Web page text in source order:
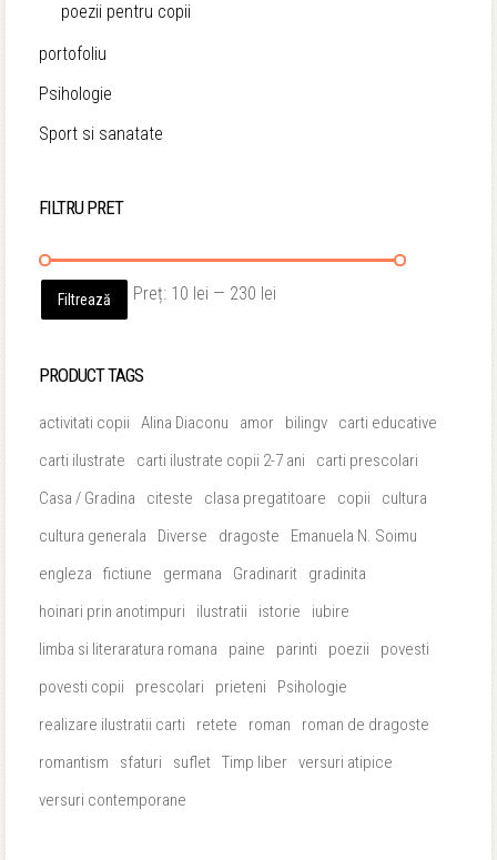
poezii pentru copii
portofoliu
Psihologie
Sport si sanatate
FILTRU PRET
Preț
Preț
Filtrează Preț: 10 lei — 230 lei
PRODUCT TAGS
activitati copii Alina Diaconu amor bilingv
carti educative
carti ilustrate
carti ilustrate copii 2-7 ani
carti prescolari
Casa / Gradina
citeste clasa pregatitoare copii
cultura
cultura generala
Diverse dragoste
Emanuela N. Soimu
engleza
fictiune germana Gradinarit
gradinita
hoinari prin anotimpuri
ilustratii istorie
iubire
limba si literaratura romana
paine parinti poezii
povesti
povesti copii
prescolari prieteni
Psihologie
realizare ilustratii carti
retete roman
roman de dragoste
romantism
sfaturi suflet Timp liber versuri atipice
versuri contemporane